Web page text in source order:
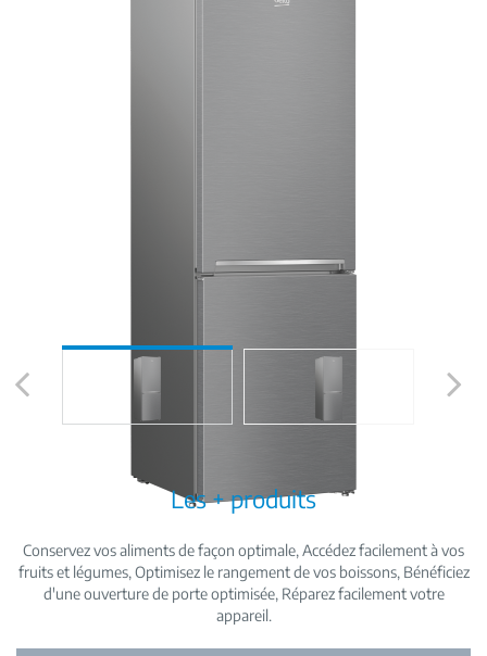
Les + produits
Conservez vos aliments de façon optimale Accédez facilement à vos
fruits et légumes Optimisez le rangement de vos boissons Bénéficiez
d'une ouverture de porte optimisée Réparez facilement votre
appareil